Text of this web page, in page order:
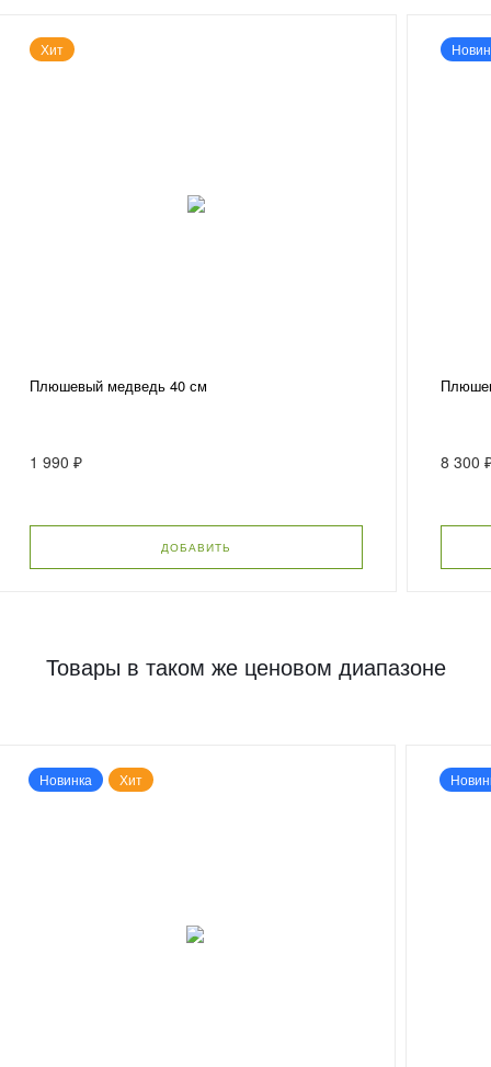
Хит
Плюшевый медведь 40 см
1 990 ₽
ДОБАВИТЬ
8 300
Товары в таком же ценовом диапазоне
Новинка Хит